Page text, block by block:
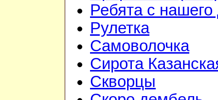
Ребята с нашего
Рулетка
Самоволочка
Сирота
Скворцы